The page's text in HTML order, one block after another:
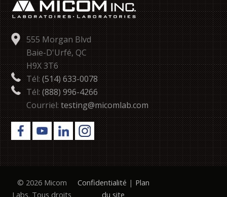
555 Morgan Blvd
Baie-D'Urfé, QC
H9X 3T6
Tél:(514) 633-0078
Tél:(888) 996-4266
Courriel:testing@micomlab.com
© 2026 Micom
Labs. Tous droits
Confidentialité | Plan
du site